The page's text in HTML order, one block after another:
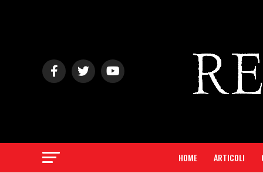
HOME ARTICOLI